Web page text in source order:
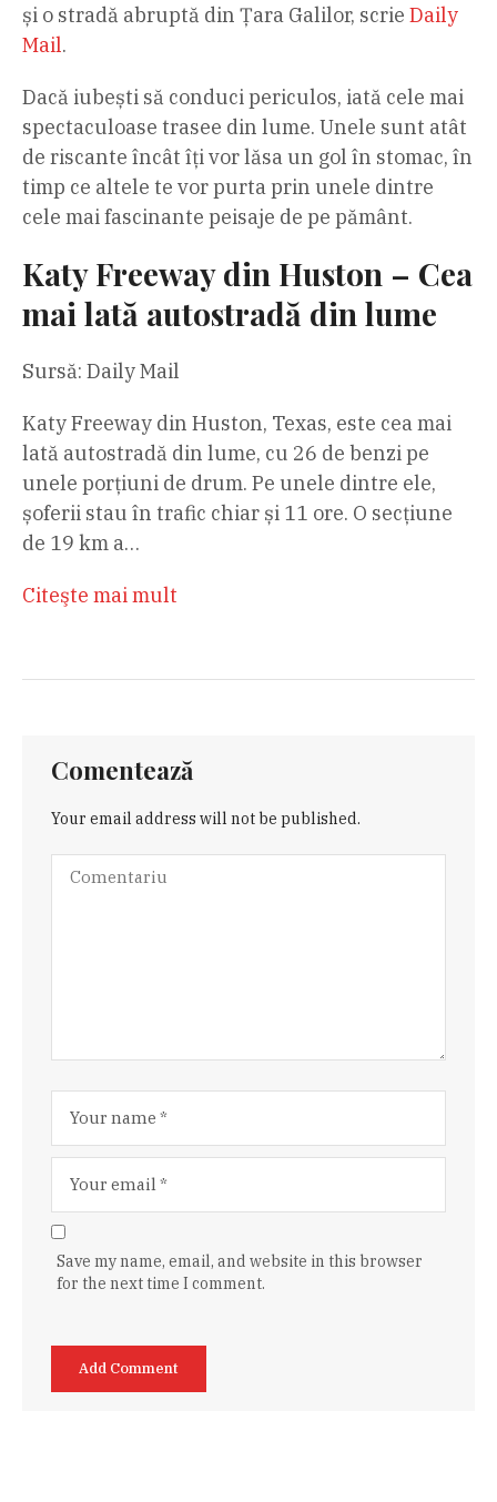
și o stradă abruptă din Țara Galilor, scrie Daily
Mail.
Dacă iubești să conduci periculos, iată cele mai
spectaculoase trasee din lume. Unele sunt atât
de riscante încât îți vor lăsa un gol în stomac, în
timp ce altele te vor purta prin unele dintre
cele mai fascinante peisaje de pe pământ.
Katy Freeway din Huston – Cea
mai lată autostradă din lume
Sursă: Daily Mail
Katy Freeway din Huston, Texas, este cea mai
lată autostradă din lume, cu 26 de benzi pe
unele porțiuni de drum. Pe unele dintre ele,
șoferii stau în trafic chiar și 11 ore. O secțiune
de 19 km a…
Citeşte mai mult
Comentează
Your email address will not be published.
Save my name, email, and website in this browser
for the next time I comment.